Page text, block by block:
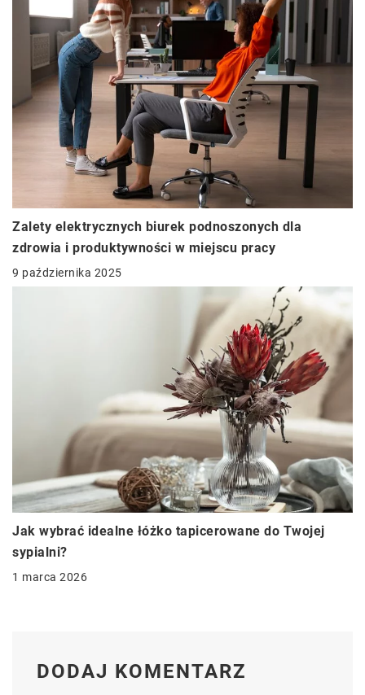
Zalety elektrycznych biurek podnoszonych dla
zdrowia i produktywności w miejscu pracy
9 października 2025
Jak wybrać idealne łóżko tapicerowane do Twojej
sypialni?
1 marca 2026
DODAJ KOMENTARZ